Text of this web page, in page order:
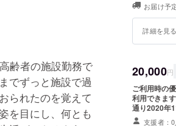
齢者の施設勤務で
でずっと施設で過
られたのを覚えて
を目にし、何とも
お届け予
詳細を見
20,000円
ご利用時の
利用できま
通り2020年
の有効とな
支援者：